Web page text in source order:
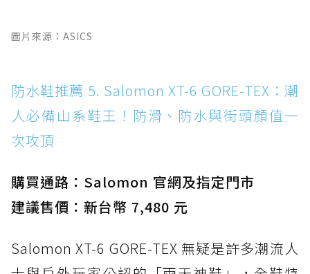
圖片來源：ASICS
防水鞋推薦 5. Salomon XT-6 GORE-TEX：潮
人必備山系鞋王！防滑、防水與街頭顏值一
次攻頂
購買通路：Salomon 官網及指定門市
建議售價：新台幣 7,480 元
Salomon XT-6 GORE-TEX 無疑是許多潮流人